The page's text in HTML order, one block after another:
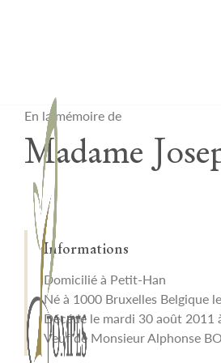
En la mémoire de
Madame
Informations
Domicilié à Petit-Han
Né à 1000 Bruxelles Belgique
Décédé le mardi 30 août 2011
Veuf de Monsieur Alphonse